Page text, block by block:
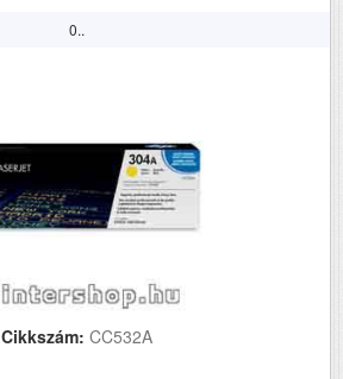
0..
Cikkszám: CC532A